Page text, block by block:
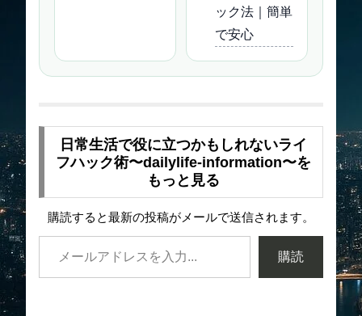
ック法｜簡単
で安心
日常生活で役に立つかもしれないライ
フハック術〜dailylife-information〜を
もっと見る
購読すると最新の投稿がメールで送信されます。
購読